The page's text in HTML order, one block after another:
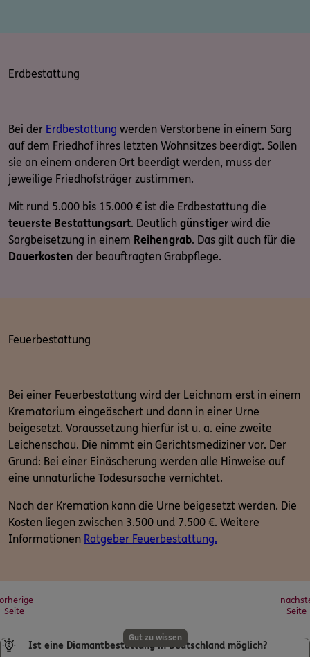
Erdbestattung
Bei der Erdbestattung werden Verstorbene in einem Sarg
auf dem Friedhof ihres letzten Wohnsitzes beerdigt. Sollen
sie an einem anderen Ort beerdigt werden, muss der
jeweilige Friedhofsträger zustimmen.
Mit rund 5.000 bis 15.000 € ist die Erdbestattung die
teuerste Bestattungsart. Deutlich günstiger wird die
Sargbeisetzung in einem Reihengrab. Das gilt auch für die
Dauerkosten der beauftragten Grabpflege.
Feuerbestattung
Bei einer Feuerbestattung wird der Leichnam erst in einem
Krematorium eingeäschert und dann in einer Urne
beigesetzt. Voraussetzung hierfür ist u. a. eine zweite
Leichenschau. Die nimmt ein Gerichtsmediziner vor. Der
Grund: Bei einer Einäscherung werden alle Hinweise auf
eine unnatürliche Todesursache vernichtet.
Nach der Kremation kann die Urne beigesetzt werden. Die
Kosten liegen zwischen 3.500 und 7.500 €. Weitere
Informationen Ratgeber Feuerbestattung.
Seite
Seite
Gut zu wissen
Ist eine Diamantbestattung in Deutschland möglich?